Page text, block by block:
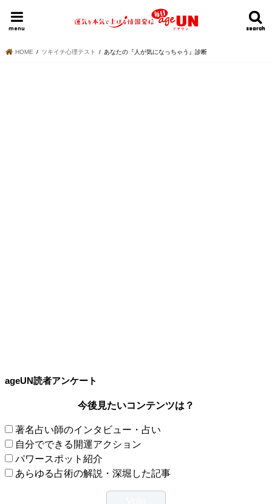
search
search
menu
HOME 明日の運勢ランキング 今週の運勢
HOME ツキイチ心理テスト あなたの『人が気になっちゃう』診断
ageUN読者アンケート
今後見たいコンテンツは？
著名占い師のインタビュー・占い
自分でできる開運アクション
パワースポット紹介
あらゆる占術の解説・深堀した記事